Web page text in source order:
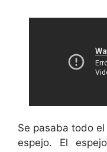
Se pasaba todo
espejo. El